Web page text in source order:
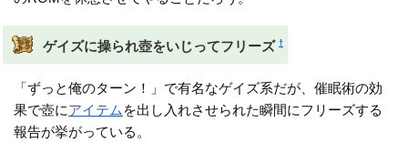
ゲイズに操られ壺をいじってフリーズ †
「ずっと俺のターン！」で有名なゲイズ系だが、催眠術の効
果で壺にアイテム を出し入れさせられた瞬間にフリーズする
報告が挙がっている。